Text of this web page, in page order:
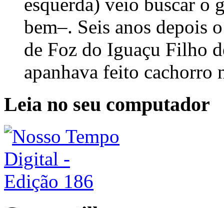
bem–. Seis anos depois
de Foz do Iguaçu Filho
apanhava feito
Leia no seu computador